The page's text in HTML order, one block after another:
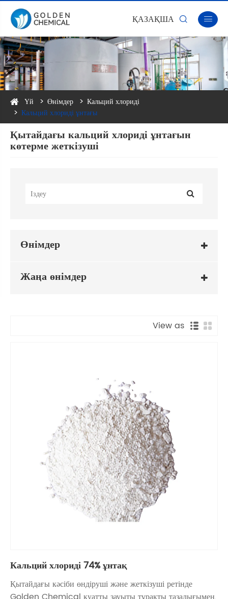
ҚАЗАҚША  
Үй Өнімдер
Кальций хлориді
Кальций хлориді ұнтағы
Қытайдағы кальций хлориді ұнтағын
көтерме жеткізуші
Өнімдер
Жаңа өнімдер
View as
Кальций хлориді 74% ұнтақ
Қытайдағы кәсіби өндіруші және жеткізуші ретінде